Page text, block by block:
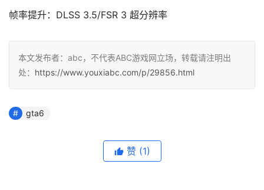
帧率提升：DLSS 3.5/FSR 3 超分辨率
本文发布者：abc，不代表ABC游戏网立场，转载请注明出
处： https://www.youxiabc.com/p/29856.html
gta6
赞 (1)